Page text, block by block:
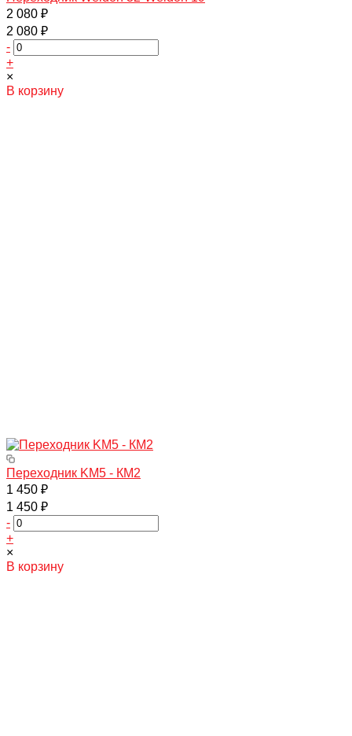
2 080 ₽
2 080 ₽
-
+
×
В корзину
Переходник KM5 - КМ2
1 450 ₽
1 450 ₽
-
+
×
В корзину